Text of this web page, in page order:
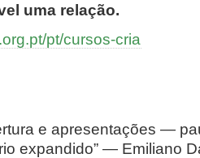
uma relação.
pt/cursos-cria
e apresentações —
expandido” — Emiliano